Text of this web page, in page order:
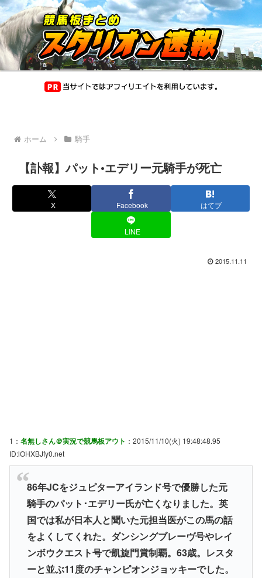
ホーム 騎手
【訃報】パット•エデリー元騎手が死亡
X Facebook はてブ
LINE
2015.11.11
1： 名無しさん＠実況で競馬板アウト ：2015/11/10(火) 19:48:48.95
ID:lOHXBJfy0.net
86年JCをジュピターアイランド号で優勝した元
騎手のパット･エデリー氏が亡くなりました。英
国では私が日本人と聞いた元担当医がこの馬の話
をよくしてくれた。ダンシングブレーヴ号やレイ
ンボウクエスト号で凱旋門賞制覇。63歳。レスタ
ーと並ぶ11度のチャンピオンジョッキーでした。